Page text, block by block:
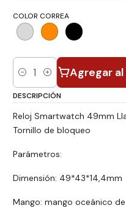
COLOR CORREA
Cantidad Agregar
DESCRIPCIÓN
Reloj Smartwatch 49mm
Tornillo de bloqueo
Parámetros:
Dimensión: 49*43*14,4mm
Mango: mango oceánico